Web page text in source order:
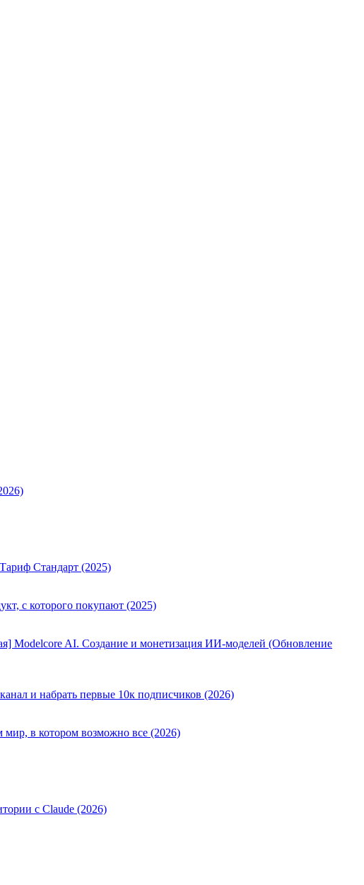
Стандарт (2025)
с которого покупают (2025)
Modelcore AI. Создание и монетизация ИИ-моделей (Обновление
и набрать первые 10к подписчиков (2026)
в котором возможно все (2026)
с Claude (2026)